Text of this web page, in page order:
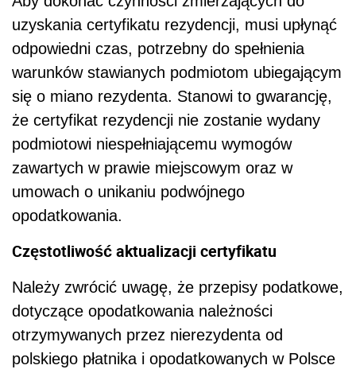
uzyskania certyfikatu rezydencji, musi upłynąć
odpowiedni czas, potrzebny do spełnienia
warunków stawianych podmiotom ubiegającym
się o miano rezydenta. Stanowi to gwarancję,
że certyfikat rezydencji nie zostanie wydany
podmiotowi niespełniającemu wymogów
zawartych w prawie miejscowym oraz w
umowach o unikaniu podwójnego
opodatkowania.
Częstotliwość aktualizacji certyfikatu
Należy zwrócić uwagę, że przepisy podatkowe,
dotyczące opodatkowania należności
otrzymywanych przez nierezydenta od
polskiego płatnika i opodatkowanych w Polsce